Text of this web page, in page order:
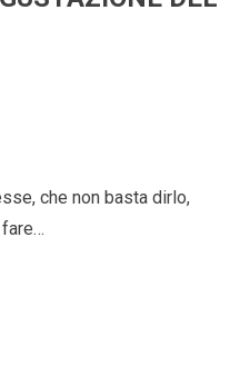
che non basta dirlo,